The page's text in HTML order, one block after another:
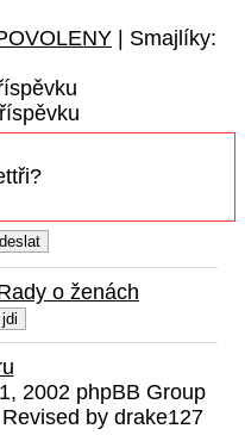
| Smajlíky:
o ženách
2002 phpBB Group
by drake127